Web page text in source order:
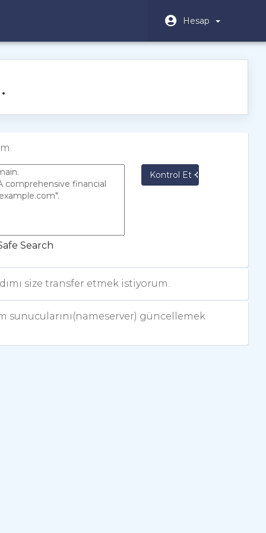
Hesap
Kontrol Et
Search
size transfer etmek istiyorum.
sunucularını(nameserver) güncellemek